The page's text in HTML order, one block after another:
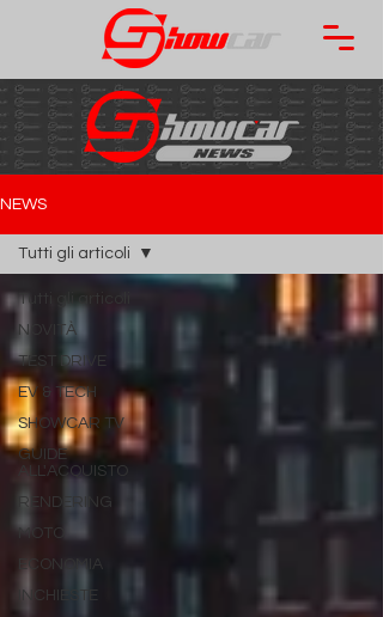
NEWS
Tutti gli articoli
NOVITÀ
TEST DRIVE
EV & TECH
SHOWCAR TV
GUIDE
ALL'ACQUISTO
RENDERING
MOTO
ECONOMIA
INCHIESTE
Tutti gli articoli